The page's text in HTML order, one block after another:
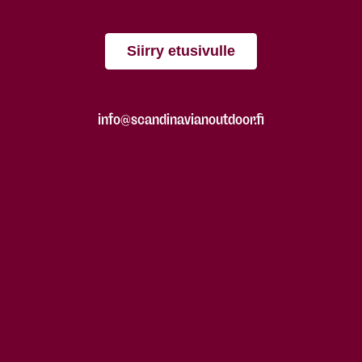
Siirry etusivulle
info@scandinavianoutdoor.fi